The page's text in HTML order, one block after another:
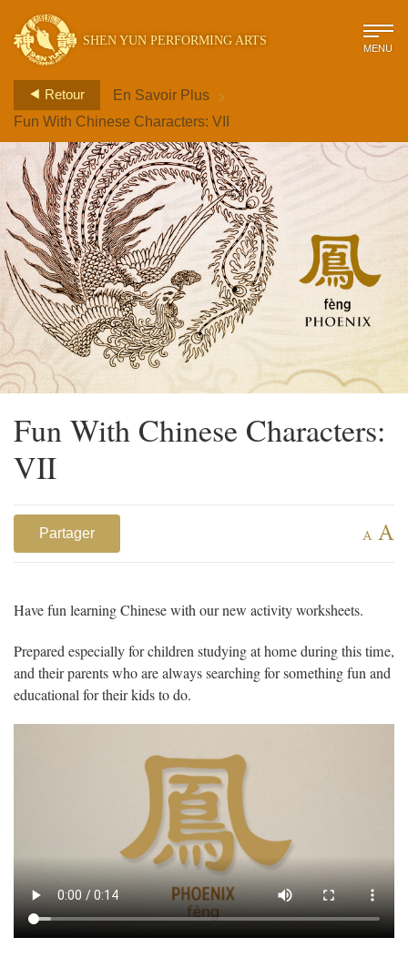
SHEN YUN PERFORMING ARTS MENU
Retour En Savoir Plus >
Fun With Chinese Characters: VII
Fun With Chinese Characters:
VII
Partager A A
Have fun learning Chinese with our new activity worksheets.
Prepared especially for children studying at home during this time,
and their parents who are always searching for something fun and
educational for their kids to do.